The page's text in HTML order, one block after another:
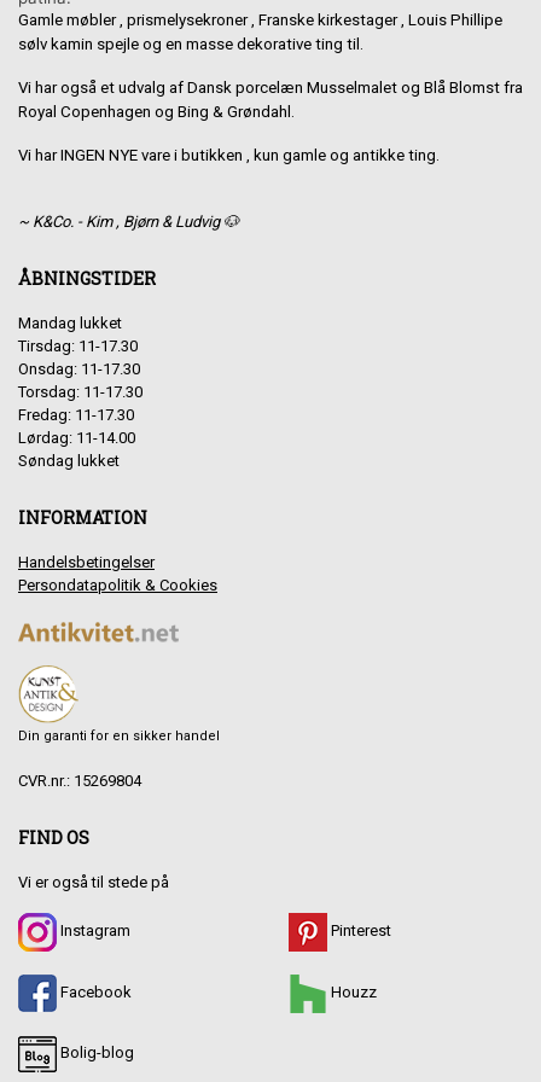
Gamle møbler , prismelysekroner , Franske kirkestager , Louis Phillipe
sølv kamin spejle og en masse dekorative ting til.
Vi har også et udvalg af Dansk porcelæn Musselmalet og Blå Blomst fra
Royal Copenhagen og Bing & Grøndahl.
Vi har INGEN NYE vare i butikken , kun gamle og antikke ting.
~ K&Co. - Kim , Bjørn & Ludvig 🐶
ÅBNINGSTIDER
Mandag lukket
Tirsdag: 11-17.30
Onsdag: 11-17.30
Torsdag: 11-17.30
Fredag: 11-17.30
Lørdag: 11-14.00
Søndag lukket
INFORMATION
Handelsbetingelser
Persondatapolitik & Cookies
Din garanti for en sikker handel
CVR.nr.: 15269804
FIND OS
Vi er også til stede på
Instagram
Facebook
Bolig-blog
Pinterest
Houzz